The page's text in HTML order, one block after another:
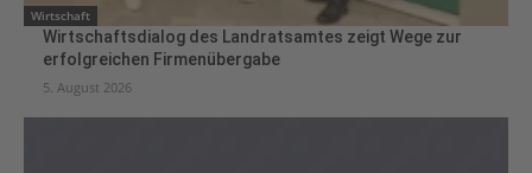
Wirtschaft
Wirtschaftsdialog des Landratsamtes zeigt Wege zur
erfolgreichen Firmenübergabe
5. August 2026